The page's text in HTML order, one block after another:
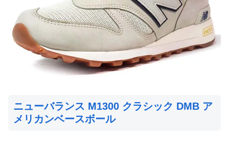
ニューバランス M1300 クラシック DMB ア
メリカンベースボール